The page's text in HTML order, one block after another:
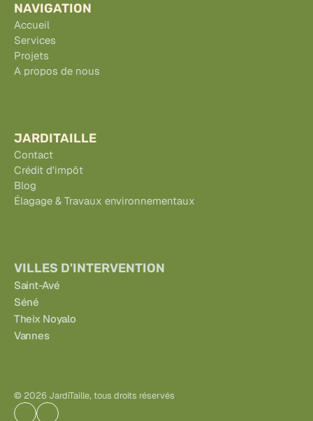
NAVIGATION
Accueil
Services
Projets
A propos de nous
JARDITAILLE
Contact
Crédit d'impôt
Blog
Élagage & Travaux environnementaux
VILLES D'INTERVENTION
Saint-Avé
Séné
Theix Noyalo
Vannes
© 2026 JardiTaille, tous droits réservés